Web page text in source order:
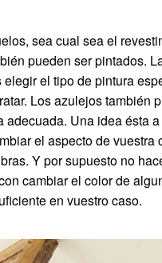
sea cual sea el
pueden ser pintados.
elegir el tipo de pintura
Los azulejos también
adecuada. Una idea ésta
el aspecto de vuestra
Y por supuesto no
cambiar el color de
en vuestro caso.